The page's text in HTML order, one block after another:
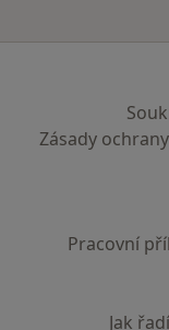
Zásady
Pracovní
Jak